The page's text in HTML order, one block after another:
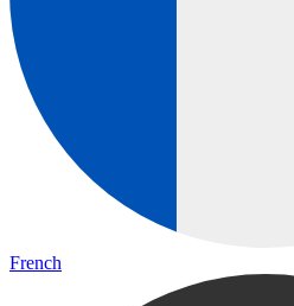
French